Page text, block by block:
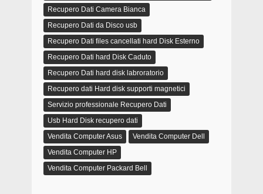
Recupero Dati Camera Bianca
Recupero Dati da Disco usb
Recupero Dati files cancellati hard Disk Esterno
Recupero Dati hard Disk Caduto
Recupero Dati hard disk labroratorio
Recupero dati Hard disk supporti magnetici
Servizio professionale Recupero Dati
Usb Hard Disk recupero dati
Vendita Computer Asus
Vendita Computer Dell
Vendita Computer HP
Vendita Computer Packard Bell